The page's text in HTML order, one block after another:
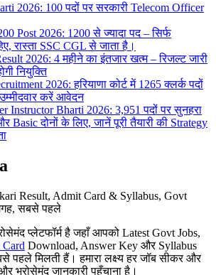
2026: 100 पदों पर सरकारी Telecom Officer
Post 2026: 1200 से ज्यादा पद – सिर्फ
रास्ता SSC CGL से जाता है।
2026: 4 महीने का इंतजार खत्म – रिजल्ट जारी
नियुक्ति
2026: हरियाणा कोर्ट में 1265 क्लर्क पदों
करें आवेदन
Instructor Bharti 2026: 3,951 पदों पर सुनहरा
Basic दोनों के लिए, जानें पूरी तैयारी की Strategy
Result, Admit Card & Syllabus, Govt
सबसे पहले
प्लेटफॉर्म है जहाँ आपको Latest Govt Jobs,
Download, Answer Key और Syllabus
पहले मिलती हैं। हमारा लक्ष्य हर जॉब सीकर और
जानकारी पहुँचाना है।